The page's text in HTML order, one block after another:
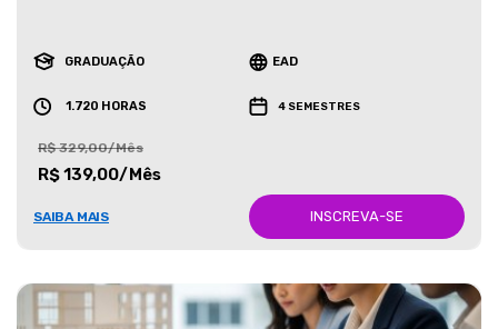
GRADUAÇÃO EAD
1.720 HORAS 4 SEMESTRES
R$ 329,00/Mês
R$ 139,00/Mês
SAIBA MAIS INSCREVA-SE